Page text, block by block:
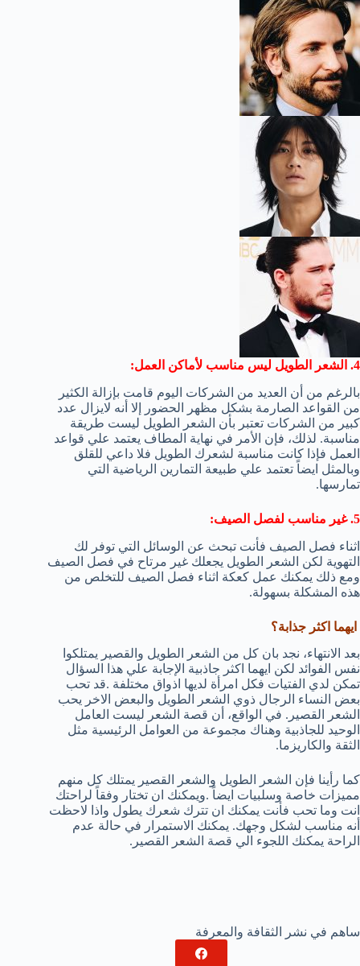
4. الشعر الطويل ليس مناسب لأماكن العمل:
بالرغم من أن العديد من الشركات اليوم قامت بإزالة الكثير
من القواعد الصارمة بشكل مظهر الحضور إلا أنه لايزال عدد
كبير من الشركات تعتبر بأن الشعر الطويل ليست طريقة
مناسبة. لذلك، فإن الأمر في نهاية المطاف يعتمد علي قواعد
العمل فإذا كانت مناسبة لشعرك الطويل فلا داعي للقلق
وبالمثل ايضاً تعتمد علي طبيعة التمارين الرياضية التي
تمارسها.
5. غير مناسب لفصل الصيف:
اثناء فصل الصيف فأنت تبحث عن الوسائل التي توفر لك
التهوية لكن الشعر الطويل يجعلك غير مرتاح في فصل الصيف
ومع ذلك يمكنك عمل كعكة اثناء فصل الصيف للتخلص من
هذه المشكلة بسهولة.
ايهما اكثر جذابة؟
بعد الانتهاء، نجد بان كل من الشعر الطويل والقصير يمتلكوا
نفس الفوائد لكن ايهما اكثر جاذبية الإجابة علي هذا السؤال
تمكن لدي الفتيات فكل امرأة لديها اذواق مختلفة .قد تحب
بعض النساء الرجال ذوي الشعر الطويل والبعض الاخر يحب
الشعر القصير. في الواقع، أن قصة الشعر ليست العامل
الوحيد للجاذبية وهناك مجموعة من العوامل الرئيسية مثل
الثقة والكاريزما.
كما رأينا فإن الشعر الطويل والشعر القصير يمتلك كل منهم
مميزات خاصة وسلبيات ايضاً .ويمكنك ان تختار وفقاً لراحتك
انت وما تحب فأنت يمكنك ان تترك شعرك يطول واذا لاحظت
أنه مناسب لشكل وجهك. يمكنك الاستمرار في حالة عدم
الراحة يمكنك اللجوء الي قصة الشعر القصير.
ساهم في نشر الثقافة والمعرفة